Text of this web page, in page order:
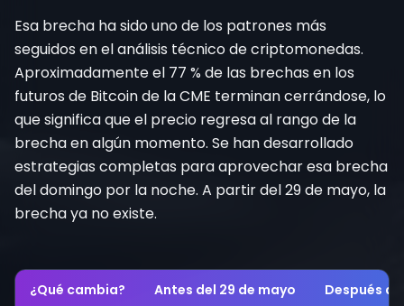
Esa brecha ha sido uno de los patrones más
seguidos en el análisis técnico de criptomonedas.
Aproximadamente el 77 % de las brechas en los
futuros de Bitcoin de la CME terminan cerrándose, lo
que significa que el precio regresa al rango de la
brecha en algún momento. Se han desarrollado
estrategias completas para aprovechar esa brecha
del domingo por la noche. A partir del 29 de mayo, la
brecha ya no existe.
¿Qué cambia? Antes del 29 de mayo Después